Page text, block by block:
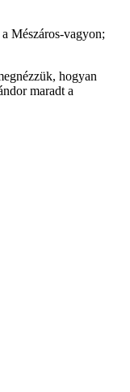
Mészáros-vagyon;
hogyan
maradt a